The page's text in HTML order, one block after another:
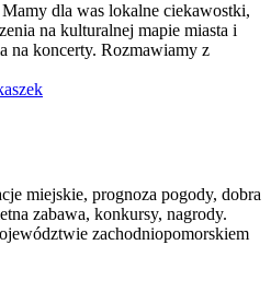
dla was lokalne ciekawostki,
na kulturalnej mapie miasta i
na koncerty. Rozmawiamy z
miejskie, prognoza pogody, dobra
zabawa, konkursy, nagrody.
zachodniopomorskiem